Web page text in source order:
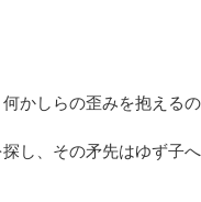
かしらの歪みを抱える
し、その矛先はゆず子